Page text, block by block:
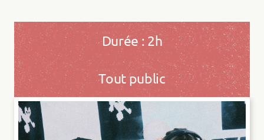
Durée : 2h
Tout public